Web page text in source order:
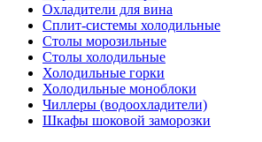
Охладители для вина
Сплит-системы холодильные
Столы морозильные
Столы холодильные
Холодильные горки
Холодильные моноблоки
Чиллеры (водоохладители)
Шкафы шоковой заморозки